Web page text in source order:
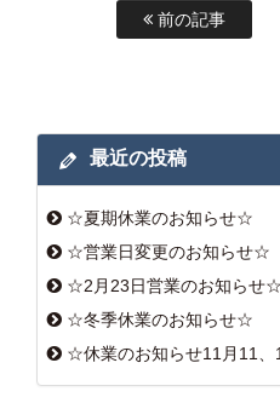
前の記事
最近の投稿
☆夏期休業のお知らせ☆
☆営業日変更のお知らせ☆
☆2月23日営業のお知らせ☆
☆冬季休業のお知らせ☆
☆休業のお知らせ11月11